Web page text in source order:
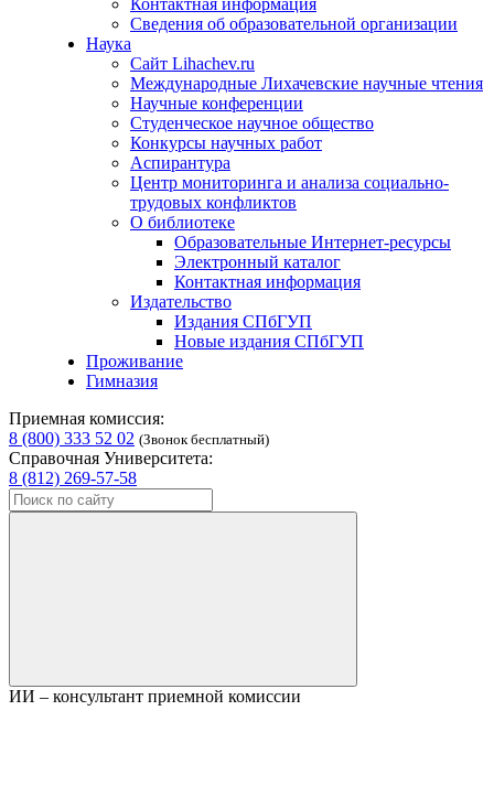
Контактная информация
Сведения об образовательной организации
Наука
Сайт Lihachev.ru
Международные Лихачевские научные чтения
Научные конференции
Студенческое научное общество
Конкурсы научных работ
Аспирантура
Центр мониторинга и анализа социально-
трудовых конфликтов
О библиотеке
Образовательные Интернет-ресурсы
Электронный каталог
Контактная информация
Издательство
Издания СПбГУП
Новые издания СПбГУП
Проживание
Гимназия
Приемная комиссия:
8 (800) 333 52 02 (Звонок бесплатный)
Справочная Университета:
8 (812) 269-57-58
ИИ – консультант приемной комиссии